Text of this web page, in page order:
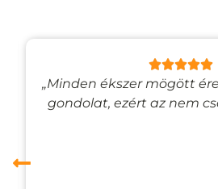
„Minden ékszer mögött
gondolat, ezért az nem